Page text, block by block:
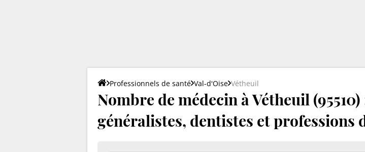
Professionnels de santé Val-d'Oise Vétheuil
Nombre de médecin à Vétheuil (95510)
généralistes, dentistes et professions